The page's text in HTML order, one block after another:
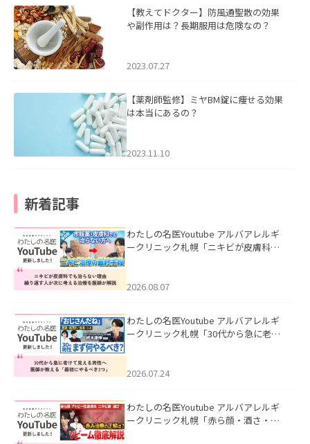
【教えてドクター】防風通聖散の効果
や副作用は？長期服用は危険なの？
2023.07.27
【薬剤師監修】ミヤBM錠に痩せる効果
は本当にあるの？
2023.11.10
新着記事
わたしの名医Youtube アルバアレルギ
ークリニック札幌「ニキビが皮膚科で
ました。
2026.08.07
わたしの名医Youtube アルバアレルギ
ークリニック札幌「30代から急に老け
た。
2026.07.24
わたしの名医Youtube アルバアレルギ
ークリニック札幌「赤ら顔・酒さ・ニ